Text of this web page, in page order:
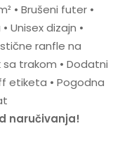
• Brušeni futer •
Unisex dizajn •
ranfle na
sa trakom • Dodatni
etiketa • Pogodna
naručivanja!